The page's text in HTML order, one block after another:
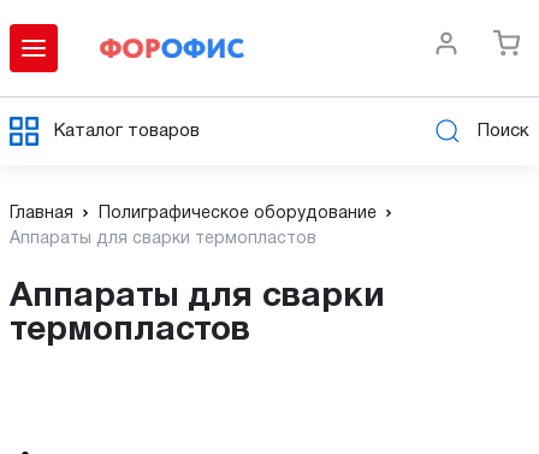
Каталог товаров Поиск
Главная
Полиграфическое оборудование
Аппараты для сварки термопластов
Аппараты для сварки
термопластов